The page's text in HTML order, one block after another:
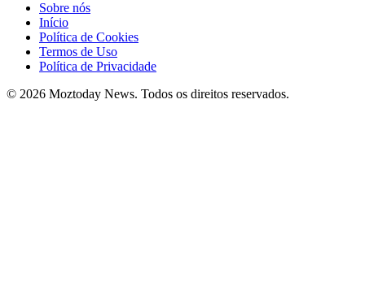
Sobre nós
Início
Política de Cookies
Termos de Uso
Política de Privacidade
© 2026 Moztoday News. Todos os direitos reservados.